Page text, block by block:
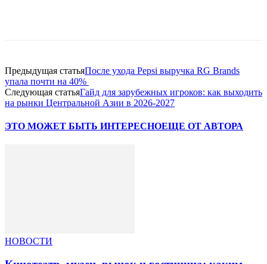
Предыдущая статьяПосле ухода Pepsi выручка RG Brands
упала почти на 40%
Следующая статьяГайд для зарубежных игроков: как выходить
на рынки Центральной Азии в 2026-2027
ЭТО МОЖЕТ БЫТЬ ИНТЕРЕСНОЕЩЕ ОТ АВТОРА
НОВОСТИ